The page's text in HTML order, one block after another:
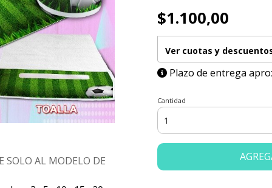
SOLO AL MODELO DE
$1.100,00
Ver cuotas y
Plazo de entrega
Cantidad